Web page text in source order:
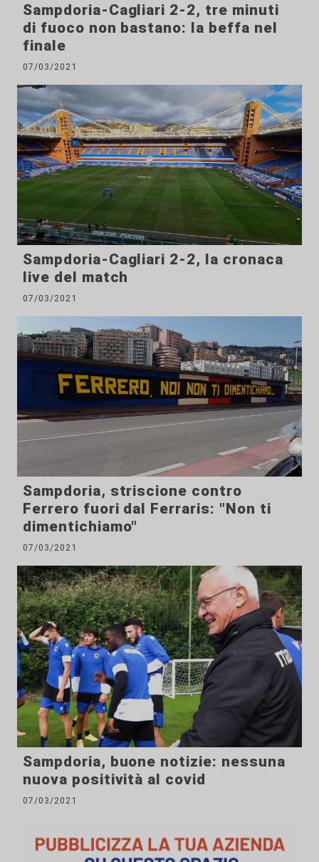
Sampdoria-Cagliari 2-2, tre minuti
di fuoco non bastano: la beffa nel
finale
07/03/2021
Sampdoria-Cagliari 2-2, la cronaca
live del match
07/03/2021
Sampdoria, striscione contro
Ferrero fuori dal Ferraris: "Non ti
dimentichiamo"
07/03/2021
Sampdoria, buone notizie: nessuna
nuova positività al covid
07/03/2021